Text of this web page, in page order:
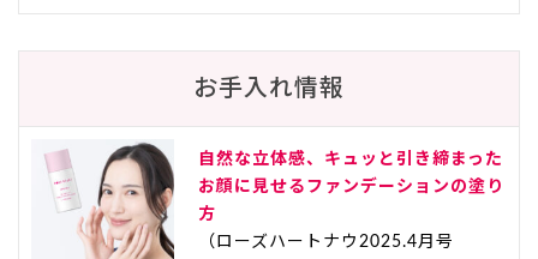
お手入れ情報
自然な立体感、キュッと引き締まった
お顔に見せるファンデーションの塗り
方
（ローズハートナウ2025.4月号